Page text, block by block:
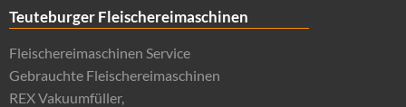
Teuteburger Fleischereimaschinen
Fleischereimaschinen Service
Gebrauchte Fleischereimaschinen
REX Vakuumfüller,